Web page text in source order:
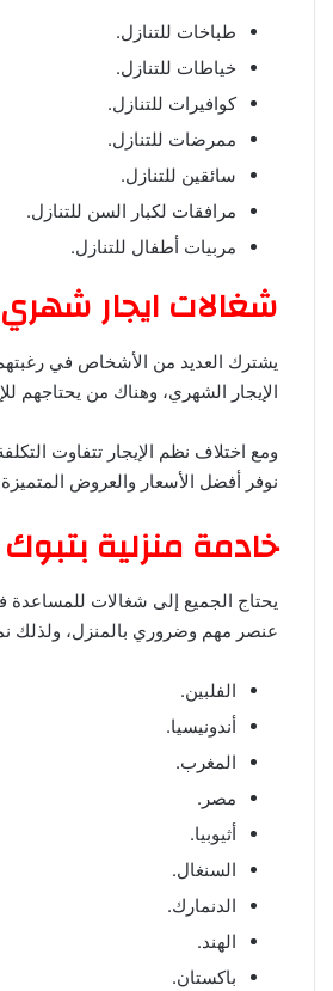
طباخات للتنازل.
خياطات للتنازل.
كوافيرات للتنازل.
ممرضات للتنازل.
سائقين للتنازل.
مرافقات لكبار السن للتنازل.
مربيات أطفال للتنازل.
شغالات ايجار
يشترك العديد من الأشخاص في
الإيجار الشهري، وهناك من يحتاجهم
ومع اختلاف نظم الإيجار تتفاوت
نوفر أفضل الأسعار والعروض
خادمة منزلية بتبوك
يحتاج الجميع إلى شغالات للمساعدة
عنصر مهم وضروري بالمنزل، ولذلك
الفلبين.
أندونيسيا.
المغرب.
مصر.
أثيوبيا.
السنغال.
الدنمارك.
الهند.
باكستان.